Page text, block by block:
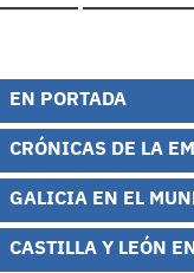
EN PORTADA
CRÓNICAS DE LA
GALICIA EN EL
CASTILLA Y LEÓN